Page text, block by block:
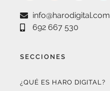
info@harodigital.com
692 667 530
SECCIONES
¿QUÉ ES HARO DIGITAL?